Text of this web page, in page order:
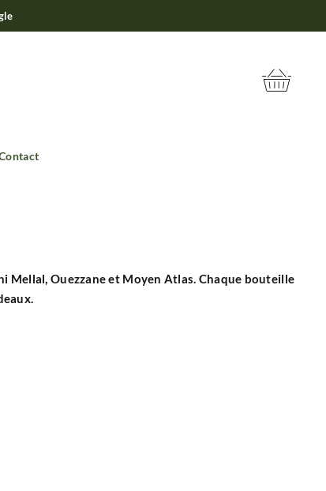
Mellal, Ouezzane et Moyen Atlas. Chaque bouteille